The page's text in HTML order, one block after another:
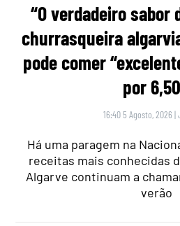
“O verdadeiro sabor
churrasqueira
pode comer
por
16:40 5 Agosto, 2026 |
Há uma paragem na
receitas mais conhecidas
Algarve continuam a
verão